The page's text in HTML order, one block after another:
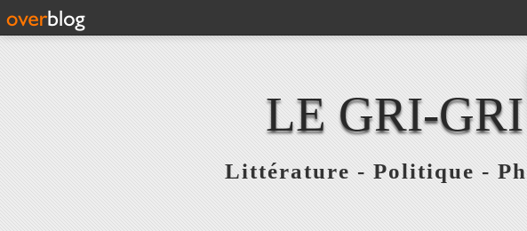
LE GRI-
Littérature - Politique -